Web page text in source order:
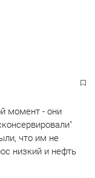
15-30%. Россия
таким же ценам.
и некая
По-простому,
и поездах. А
будет
авто,
момент - они
что им не
низкий и нефть